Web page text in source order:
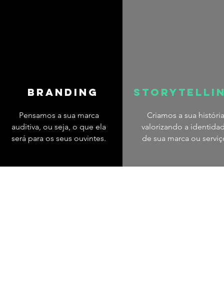
Branding
Pensamos a sua marca
auditiva, ou seja, o que ela
será para os seus ouvintes.
Criamos a sua história
valorizando a
de sua marca ou